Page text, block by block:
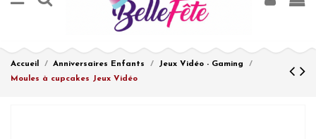
Accueil Anniversaires Enfants
Jeux Vidéo - Gaming
Moules à cupcakes Jeux Vidéo